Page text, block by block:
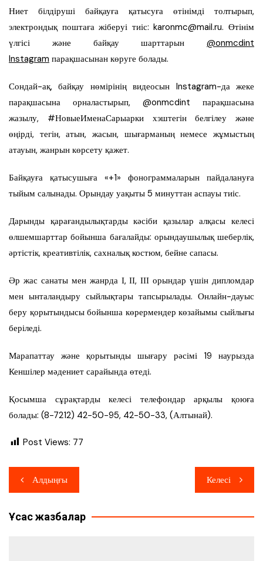
Ниет білдіруші байқауға қатысуға өтінімді толтырып,
электрондық поштаға жіберуі тиіс:karonmc@mail.ru. Өтінім
үлгісі және байқау шарттарын @onmcdint
Instagram парақшасынан көруге болады.
Сондай-ақ, байқау нөмірінің видеосын Instagram-да жеке
парақшасына орналастырып, @onmcdint парақшасына
жазылу, #НовыеИменаСарыарки хэштегін белгілеу және
өңірді, тегін, атын, жасын, шығарманың немесе жұмыстың
атауын, жанрын көрсету қажет.
Байқауға қатысушыға «+1» фонограммаларын пайдалануға
тыйым салынады. Орындау уақыты 5 минуттан аспауы тиіс.
Дарынды қарағандылықтарды кәсіби қазылар алқасы келесі
өлшемшарттар бойынша бағалайды: орындаушылық шеберлік,
әртістік, креативтілік, сахналық костюм, бейне сапасы.
Әр жас санаты мен жанрда І, ІІ, ІІІ орындар үшін дипломдар
мен ынталандыру сыйлықтары тапсырылады. Онлайн-дауыс
беру қорытындысы бойынша көрермендер көзайымы сыйлығы
беріледі.
Марапаттау және қорытынды шығару рәсімі 19 наурызда
Кеншілер мәдениет сарайында өтеді.
Қосымша сұрақтарды келесі телефондар арқылы қоюға
болады: (8-7212) 42-50-95, 42-50-33, (Алтынай).
Post Views: 77
Навигация
по
записям
Алдыңғы Келесі
Ұқсас жазбалар